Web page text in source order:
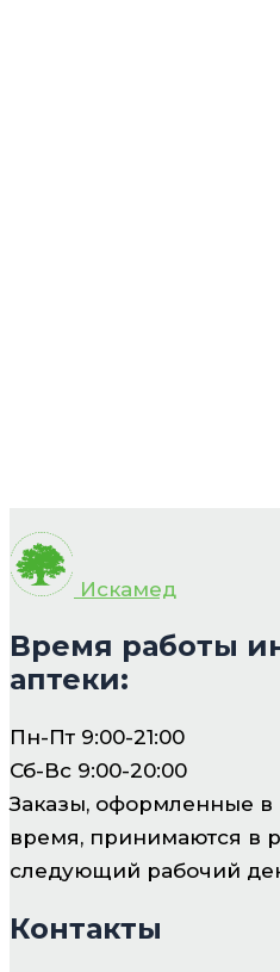
Искамед
Время работы
аптеки:
Пн-Пт 9:00-21:00
Сб-Вс 9:00-20:00
Заказы, оформленные в
время, принимаются в
следующий рабочий
Контакты